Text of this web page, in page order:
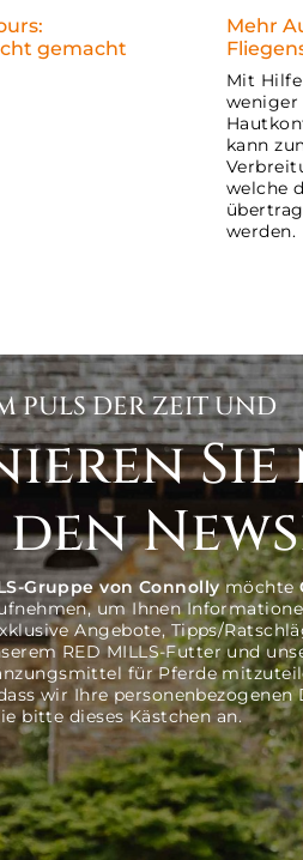
gemacht
Mehr
Mit
weniger
kann
welche
werden.
PULS DER ZEIT UND
den
Gruppe von Connollymöchte
um Ihnen
Angebote, Tipps/
RED MILLS-Futter und
für Pferde
wir Ihre personenbezogenen
bitte dieses Kästchen an.